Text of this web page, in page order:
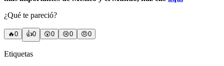
¿Qué te pareció?
🔥0 👍0 😲0 😢0 😠0
Etiquetas